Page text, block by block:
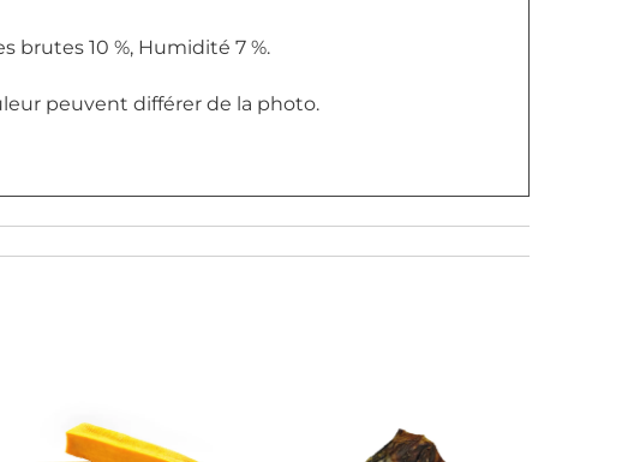
brutes 10 %, Humidité 7 %.
peuvent différer de la photo.